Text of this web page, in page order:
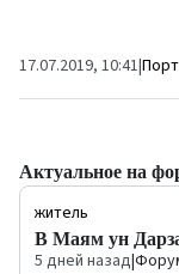
17.07.2019, 10:41|Порт
Актуальное на
житель
В Маям ун
5 дней назад|